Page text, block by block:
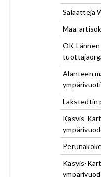
Salaatteja
Maa-
OK
Alanteen
Lakstedtin
Kasvis-
Kasvis-